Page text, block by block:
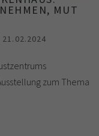
MUT
21.02.2024
zum Thema